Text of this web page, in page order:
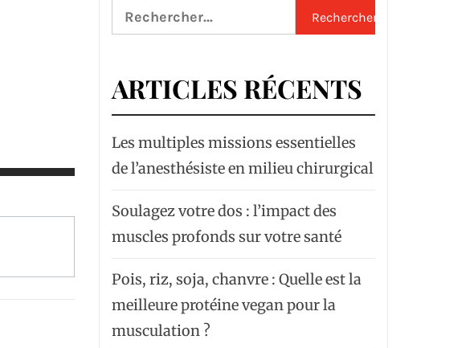
Rechercher :
ARTICLES RÉCENTS
Les multiples missions essentielles
de l’anesthésiste en milieu chirurgical
Soulagez votre dos : l’impact des
muscles profonds sur votre santé
Pois, riz, soja, chanvre : Quelle est la
meilleure protéine vegan pour la
musculation ?